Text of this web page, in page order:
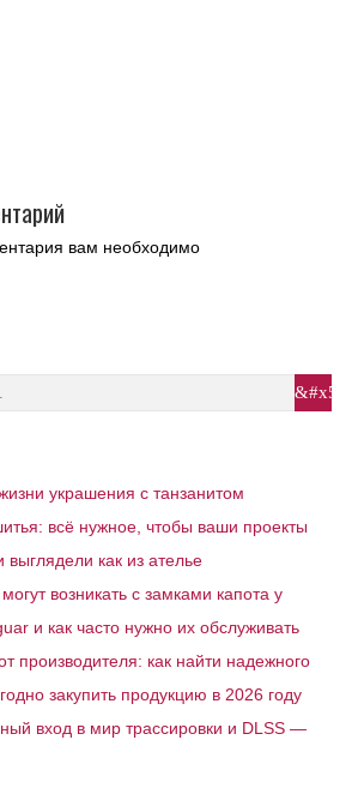
вам необходимо
украшения с танзанитом
всё нужное, чтобы ваши проекты
выглядели как из ателье
возникать с замками капота у
и как часто нужно их обслуживать
производителя: как найти надежного
закупить продукцию в 2026 году
вход в мир трассировки и DLSS —